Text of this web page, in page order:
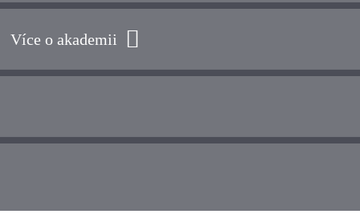
Více o akademii